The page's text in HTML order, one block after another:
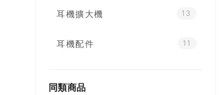
耳機擴大機 13
耳機配件 11
同類商品